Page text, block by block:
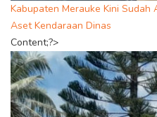
Kabupaten Merauke Kini Sudah
Aset Kendaraan Dinas
Content;?>